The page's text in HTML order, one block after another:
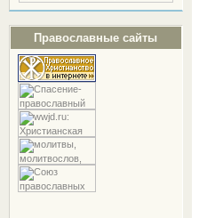
Православные сайты